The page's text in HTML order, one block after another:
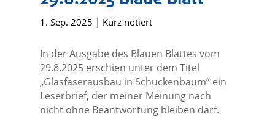
1. Sep. 2025 | Kurz notiert
In der Ausgabe des Blauen Blattes vom
29.8.2025 erschien unter dem Titel
„Glasfaserausbau in Schuckenbaum“ ein
Leserbrief, der meiner Meinung nach
nicht ohne Beantwortung bleiben darf.